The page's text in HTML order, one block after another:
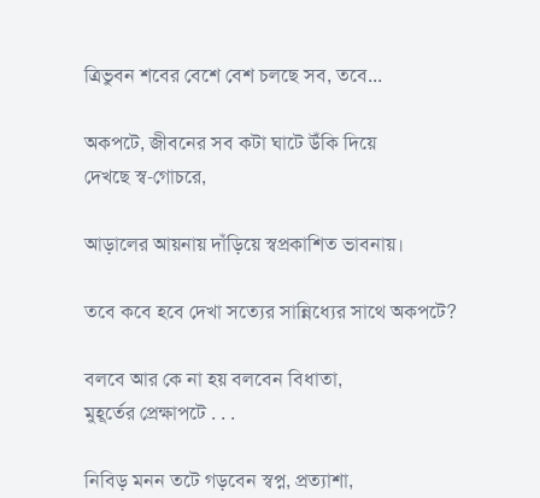
ত্রিভুবন শবের বেশে বেশ চলছে সব, তবে...
অকপটে, জীবনের সব কটা ঘাটে উঁকি দিয়ে
দেখছে স্ব-গোচরে,
আড়ালের আয়নায় দাঁড়িয়ে স্বপ্রকাশিত ভাবনায়।
তবে কবে হবে দেখা সত্যের সান্নিধ্যের সাথে অকপটে?
বলবে আর কে না হয় বলবেন বিধাতা,
মুহূর্তের প্রেক্ষাপটে . . .
নিবিড় মনন তটে গড়বেন স্বপ্ন, প্রত্যাশা,